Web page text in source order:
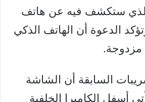
الدعوة أن الهاتف الذكي
السابقة أن الشاشة
أسفل الكاميرا الخلفية